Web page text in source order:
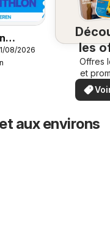
/
08/2026
les
Offres
et
aux environs